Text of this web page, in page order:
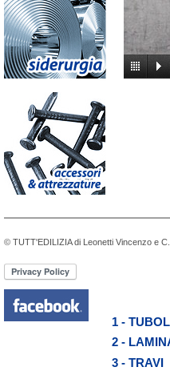
1 -
2 -
3 - TRAVI
© TUTT'EDILIZIA di Leonetti Vincenzo e